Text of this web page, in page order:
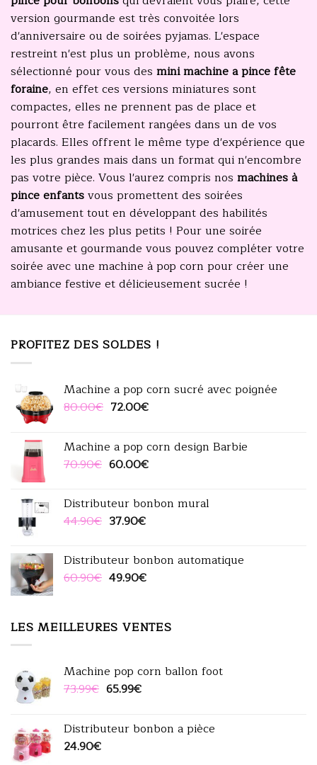
version gourmande est très convoitée lors
d'anniversaire ou de soirées pyjamas. L'espace
restreint n'est plus un problème, nous avons
sélectionné pour vous des mini machine a pince fête
foraine, en effet ces versions miniatures sont
compactes, elles ne prennent pas de place et
pourront être facilement rangées dans un de vos
placards. Elles offrent le même type d'expérience que
les plus grandes mais dans un format qui n'encombre
pas votre pièce. Vous l'aurez compris nos machines à
pince enfantsvous promettent des soirées
d'amusement tout en développant des habilités
motrices chez les plus petits ! Pour une soirée
amusante et gourmande vous pouvez compléter votre
soirée avec une machine à pop corn pour créer une
ambiance festive et délicieusement sucrée !
PROFITEZ DES SOLDES !
Machine a pop corn sucré avec poignée
80.00€ Le
était :
80.00€.
72.00€Le
est :
72.00€.
Machine a pop corn design Barbie
70.90€ Le
était :
70.90€.
60.00€Le
est :
Distributeur bonbon mural
44.90€ Le
était :
44.90€.
37.90€Le
est :
37.90€.
Distributeur bonbon automatique
60.90€ Le
était :
60.90€.
49.90€Le
est :
49.90€.
LES MEILLEURES VENTES
Machine pop corn ballon foot
73.99€ Le
était :
65.99€Le
est :
Distributeur bonbon a pièce
24.90€